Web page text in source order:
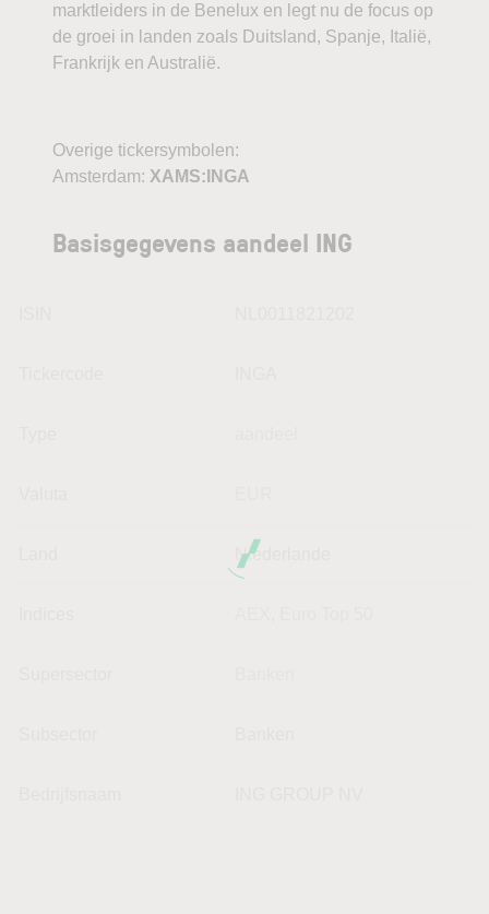
marktleiders in de Benelux en legt nu de focus op
de groei in landen zoals Duitsland, Spanje, Italië,
Frankrijk en Australië.
Overige tickersymbolen:
Amsterdam: XAMS:INGA
Basisgegevens aandeel ING
Niederlande